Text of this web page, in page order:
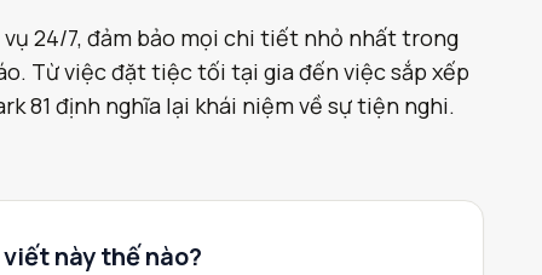
24/7, đảm bảo mọi chi tiết nhỏ nhất trong
Từ việc đặt tiệc tối tại gia đến việc sắp xếp
81 định nghĩa lại khái niệm về sự tiện nghi.
này thế nào?